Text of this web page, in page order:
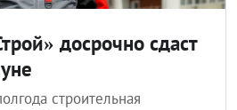
досрочно сдаст
строительная